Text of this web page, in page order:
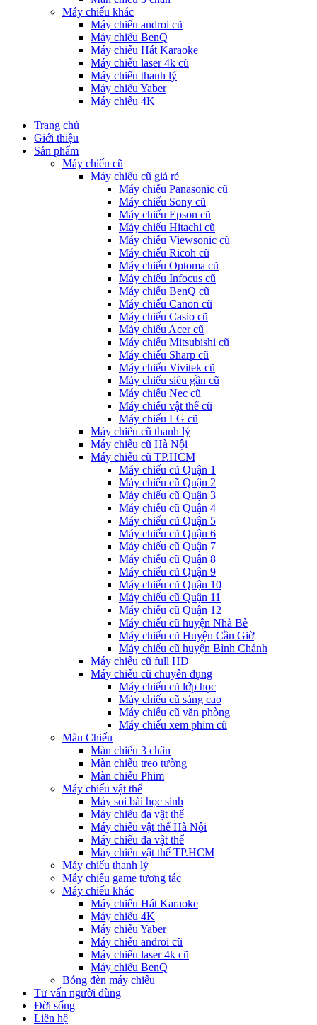
Máy chiếu khác
Máy chiếu androi cũ
Máy chiếu BenQ
Máy chiếu Hát Karaoke
Máy chiếu laser 4k cũ
Máy chiếu thanh lý
Máy chiếu Yaber
Máy chiếu 4K
Trang chủ
Giới thiệu
Sản phẩm
Máy chiếu cũ
Máy chiếu cũ giá rẻ
Máy chiếu Panasonic cũ
Máy chiếu Sony cũ
Máy chiếu Epson cũ
Máy chiếu Hitachi cũ
Máy chiếu Viewsonic cũ
Máy chiếu Ricoh cũ
Máy chiếu Optoma cũ
Máy chiếu Infocus cũ
Máy chiếu BenQ cũ
Máy chiếu Canon cũ
Máy chiếu Casio cũ
Máy chiếu Acer cũ
Máy chiếu Mitsubishi cũ
Máy chiếu Sharp cũ
Máy chiếu Vivitek cũ
Máy chiếu siêu gần cũ
Máy chiếu Nec cũ
Máy chiếu vật thể cũ
Máy chiếu LG cũ
Máy chiếu cũ thanh lý
Máy chiếu cũ Hà Nội
Máy chiếu cũ TP.HCM
Máy chiếu cũ Quận 1
Máy chiếu cũ Quận 2
Máy chiếu cũ Quận 3
Máy chiếu cũ Quận 4
Máy chiếu cũ Quận 5
Máy chiếu cũ Quận 6
Máy chiếu cũ Quận 7
Máy chiếu cũ Quận 8
Máy chiếu cũ Quận 9
Máy chiếu cũ Quận 10
Máy chiếu cũ Quận 11
Máy chiếu cũ Quận 12
Máy chiếu cũ huyện Nhà Bè
Máy chiếu cũ Huyện Cần Giờ
Máy chiếu cũ huyện Bình Chánh
Máy chiếu cũ full HD
Máy chiếu cũ chuyên dụng
Máy chiếu cũ lớp học
Máy chiếu cũ sáng cao
Máy chiếu cũ văn phòng
Máy chiếu xem phim cũ
Màn Chiếu
Màn chiếu 3 chân
Màn chiếu treo tường
Màn chiếu Phim
Máy chiếu vật thể
Máy soi bài học sinh
Máy chiếu đa vật thể
Máy chiếu vật thể Hà Nội
Máy chiếu đa vật thể
Máy chiếu vật thể TP.HCM
Máy chiếu thanh lý
Máy chiếu game tương tác
Máy chiếu khác
Máy chiếu Hát Karaoke
Máy chiếu 4K
Máy chiếu Yaber
Máy chiếu androi cũ
Máy chiếu laser 4k cũ
Máy chiếu BenQ
Bóng đèn máy chiếu
Tư vấn người dùng
Đời sống
Liên hệ